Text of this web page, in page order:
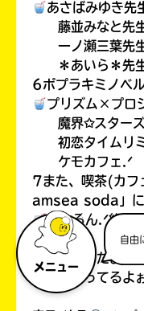
メニュー
自由
あさばみゆき先
藤並みなと先
一ノ瀬三葉先
＊あいら＊先
6ポプラキミノベ
プリズム×プロ
魔界✩スター
初恋タイムリ
ケモカフェ.ᐟ
7また、喫茶(カ
amsea soda」に
もちろん.ᐟ絶対
こんな感じだよっ.ᐟ
お返事待ってるよ